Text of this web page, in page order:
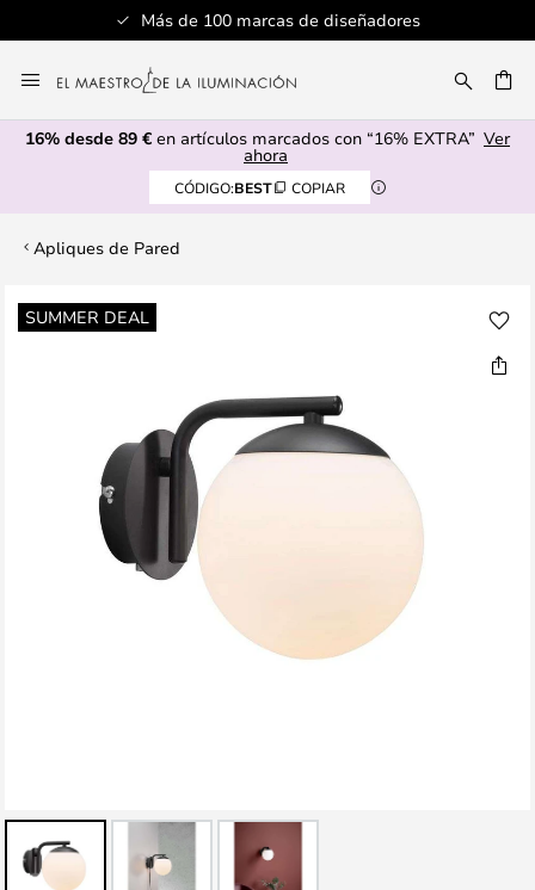
Más de 100 marcas de diseñadores
al
contenido
16% desde 89 € en artículos marcados con “16% EXTRA” Ver
ahora
CÓDIGO:BEST COPIAR
Apliques de Pared
SUMMER DEAL
Saltar
al